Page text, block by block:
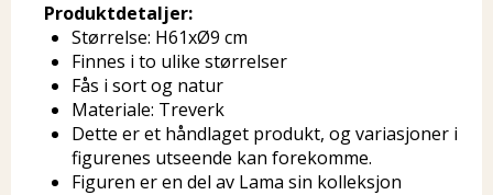
Produktdetaljer:
Størrelse: H61xØ9 cm
Finnes i to ulike størrelser
Fås i sort og natur
Materiale: Treverk
Dette er et håndlaget produkt, og variasjoner i
figurenes utseende kan forekomme.
Figuren er en del av Lama sin kolleksjon